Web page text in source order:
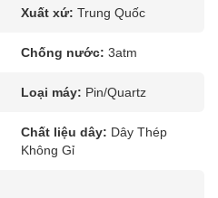
Xuất xứ: Trung Quốc
Chống nước: 3atm
Loại máy: Pin/Quartz
Chất liệu dây: Dây Thép
Không Gỉ